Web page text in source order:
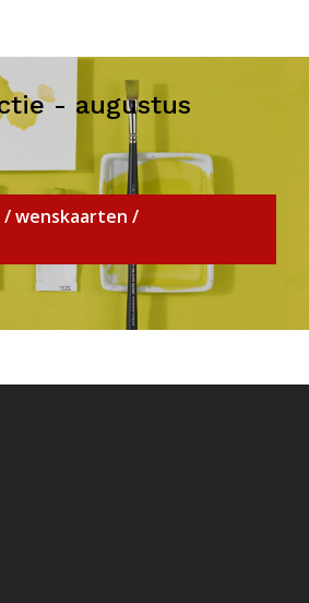
- augustus
/ wenskaarten /